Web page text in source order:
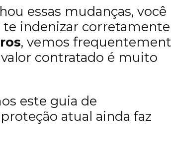
essas mudanças, você
te indenizar corretamente
, vemos
contratado é muito
este guia de
atual ainda faz